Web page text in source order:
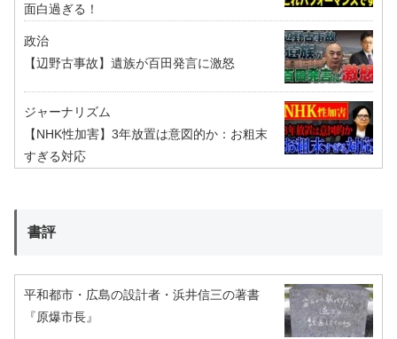
面白過ぎる！
政治
【辺野古事故】遺族が百田発言に激怒
ジャーナリズム
【NHK性加害】3年放置は意図的か：お粗末
すぎる対応
書評
平和都市・広島の設計者・浜井信三の著書
『原爆市長』